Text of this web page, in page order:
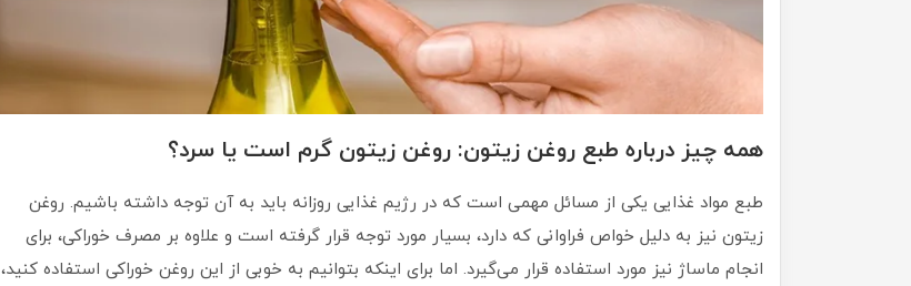
همه چیز درباره طبع روغن زیتون: روغن زیتون گرم است یا سرد؟
طبع مواد غذایی یکی از مسائل مهمی است که در رژیم غذایی روزانه باید به آن توجه داشته باشیم. روغن
زیتون نیز به دلیل خواص فراوانی که دارد، بسیار مورد توجه قرار گرفته است و علاوه بر مصرف خوراکی، برای
انجام ماساژ نیز مورد استفاده قرار می‌گیرد. اما برای اینکه بتوانیم به خوبی از این روغن خوراکی استفاده کنید،